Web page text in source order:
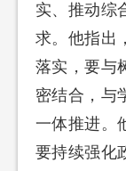
实、推动综
求。他指出
落实，要与
密结合，与
一体推进。
要持续强化